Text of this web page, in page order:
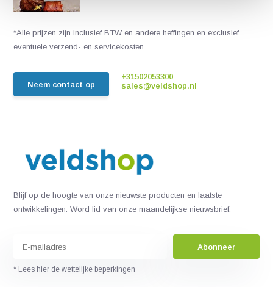
*Alle prijzen zijn inclusief BTW en andere heffingen en exclusief
eventuele verzend- en servicekosten
Neem contact op
+31502053300
sales@veldshop.nl
Blijf op de hoogte van onze nieuwste producten en laatste
ontwikkelingen. Word lid van onze maandelijkse nieuwsbrief:
Abonneer
* Lees hier de wettelijke beperkingen